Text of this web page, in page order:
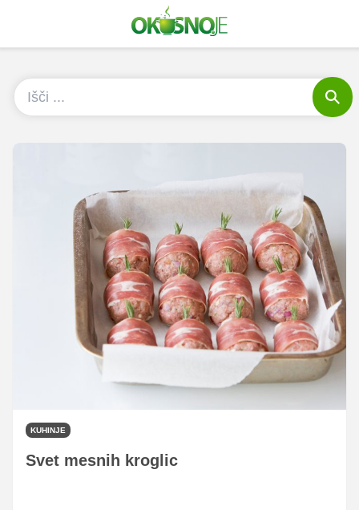
KUHINJE
Svet mesnih kroglic